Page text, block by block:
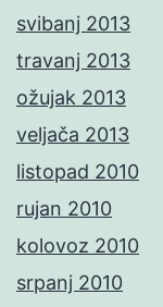
svibanj 2013
travanj 2013
ožujak 2013
veljača 2013
listopad 2010
rujan 2010
kolovoz 2010
srpanj 2010